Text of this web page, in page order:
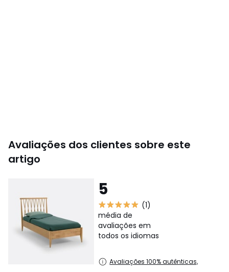
Avaliações dos clientes sobre este
artigo
5
(1)
média de
avaliações em
todos os idiomas
Avaliações 100% autênticas,